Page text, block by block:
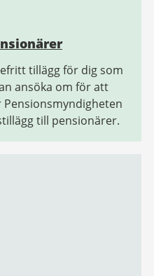
tillägg för dig som
ansöka om för att
till pensionärer.